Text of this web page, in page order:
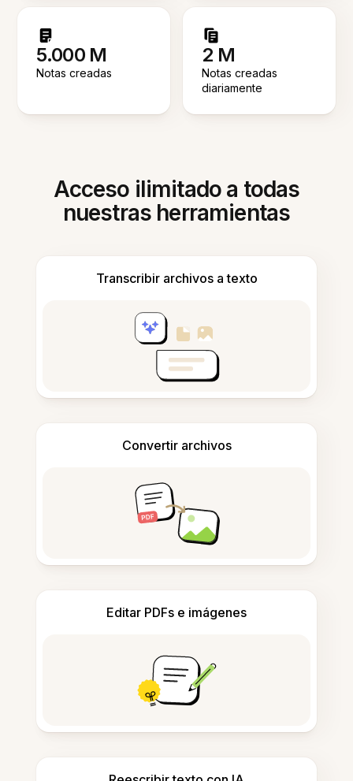
5.000 M
Notas creadas
2 M
Notas creadas
diariamente
Acceso ilimitado a todas
nuestras herramientas
Transcribir archivos a texto
Convertir archivos
Editar PDFs e imágenes